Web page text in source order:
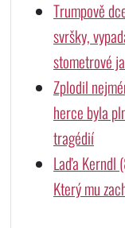
Trumpově
svršky,
stometrové
Zplodil
herce byla
tragédií
Laďa Kerndl
Který mu